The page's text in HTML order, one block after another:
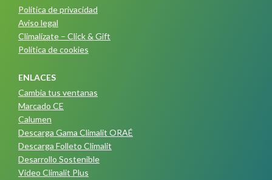
Política de privacidad
Aviso legal
Climalízate – Click & Gift
Política de cookies
ENLACES
Cambia tus ventanas
Marcado CE
Calumen
Descarga Gama Climalit ORAÉ
Descarga Folleto Climalit
Desarrollo Sostenible
Video Climalit Plus